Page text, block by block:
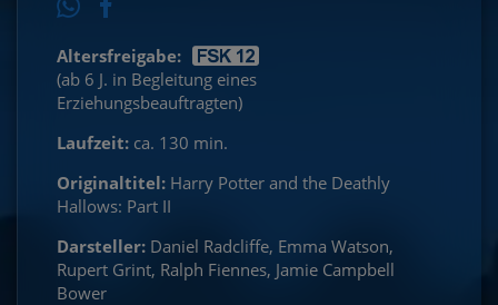
Altersfreigabe:
(ab 6 J. in Begleitung eines
Erziehungsbeauftragten)
Laufzeit: ca. 130 min.
Originaltitel: Harry Potter and the Deathly
Hallows: Part II
Darsteller: Daniel Radcliffe, Emma Watson,
Rupert Grint, Ralph Fiennes, Jamie Campbell
Bower